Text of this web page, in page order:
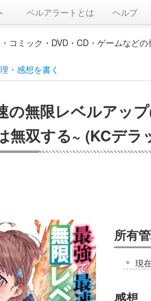
ベルアラートとは ヘルプ
コミック・DVD・CD・ゲームなど
・感想を書く
の無限レベルアッ
無双する~ (KCデラ
所有
現